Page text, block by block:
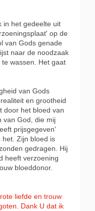
in het gedeelte uit
op de
van Gods genade
naar de noodzaak
wassen. Het gaat
van Gods
en grootheid
door het bloed van
van God, die mij
prijsgegeven'
het. Zijn bloed is
gedragen. Hij
heeft verzoening
bloeddonor.
liefde en trouw
Dank U dat ik